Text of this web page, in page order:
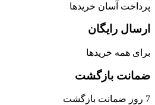
پرداخت آسان خریدها
ارسال رایگان
برای همه خریدها
ضمانت بازگشت
7 روز ضمانت بازگشت